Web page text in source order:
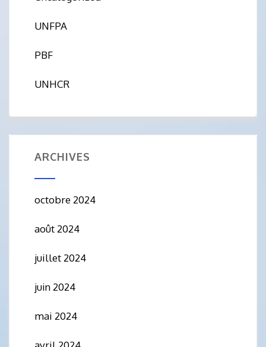
UNFPA
PBF
UNHCR
ARCHIVES
octobre 2024
août 2024
juillet 2024
juin 2024
mai 2024